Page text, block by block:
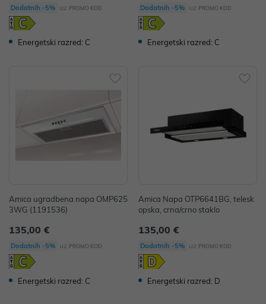
Dodatnih -5% uz PROMO KOD
Energetski razred: C
Dodatnih -5% uz PROMO KOD
Energetski razred: C
Amica ugradbena napa OMP625
3WG (1191536)
135,00 €
Dodatnih -5% uz PROMO KOD
Energetski razred: C
Amica Napa OTP6641BG, telesk
opska, crna/crno staklo
135,00 €
Dodatnih -5% uz PROMO KOD
Energetski razred: D